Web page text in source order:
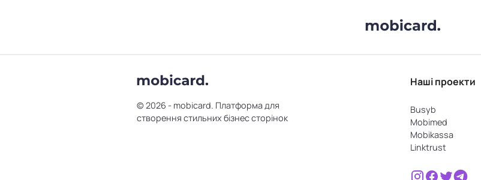
© 2026 - mobicard. Платформа для
створення стильних бізнес сторінок
Наші проекти
Busyb
Mobimed
Mobikassa
Linktrust